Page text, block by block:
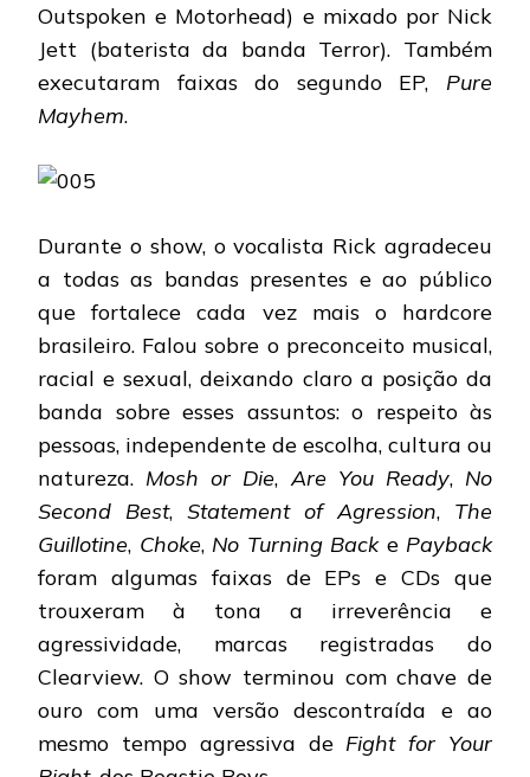
Outspoken e Motorhead) e mixado por Nick
Jett (baterista da banda Terror). Também
executaram faixas do segundo EP, Pure
Mayhem.
Durante o show, o vocalista Rick agradeceu
a todas as bandas presentes e ao público
que fortalece cada vez mais o hardcore
brasileiro. Falou sobre o preconceito musical,
racial e sexual, deixando claro a posição da
banda sobre esses assuntos: o respeito às
pessoas, independente de escolha, cultura ou
natureza. Mosh or Die,Are You Ready, No
Second Best, Statement of Agression, The
Guillotine, Choke, No Turning Backe Payback
foram algumas faixas de EPs e CDs que
trouxeram à tona a irreverência e
agressividade, marcas registradas do
Clearview. O show terminou com chave de
ouro com uma versão descontraída e ao
mesmo tempo agressiva de Fight for Your